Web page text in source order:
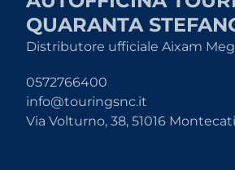
QUARANTA
Distributore ufficiale Aixam
0572766400
info@touringsnc.it
Via Volturno, 38, 51016